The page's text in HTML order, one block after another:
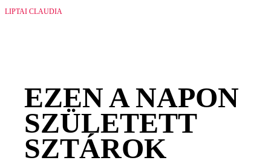
LIPTAI CLAUDIA
EZEN A NAPON
SZÜLETETT
SZTÁROK